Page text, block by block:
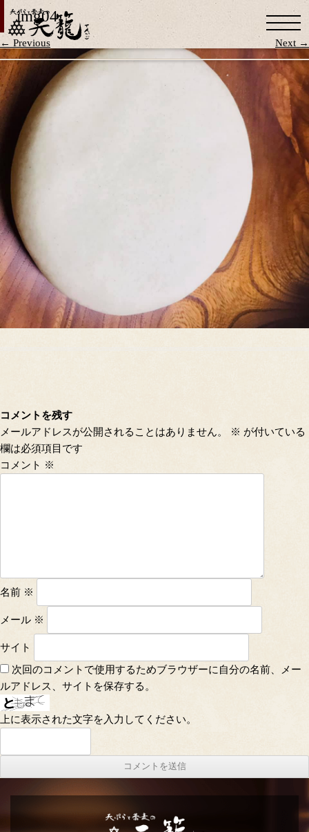
img04
← Previous Next →
コメントを残す
メールアドレスが公開されることはありません。
※ が付いている
欄は必須項目です
コメント ※
名前 ※
メール ※
サイト
次回のコメントで使用するためブラウザーに自分の名前、メー
ルアドレス、サイトを保存する。
上に表示された文字を入力してください。